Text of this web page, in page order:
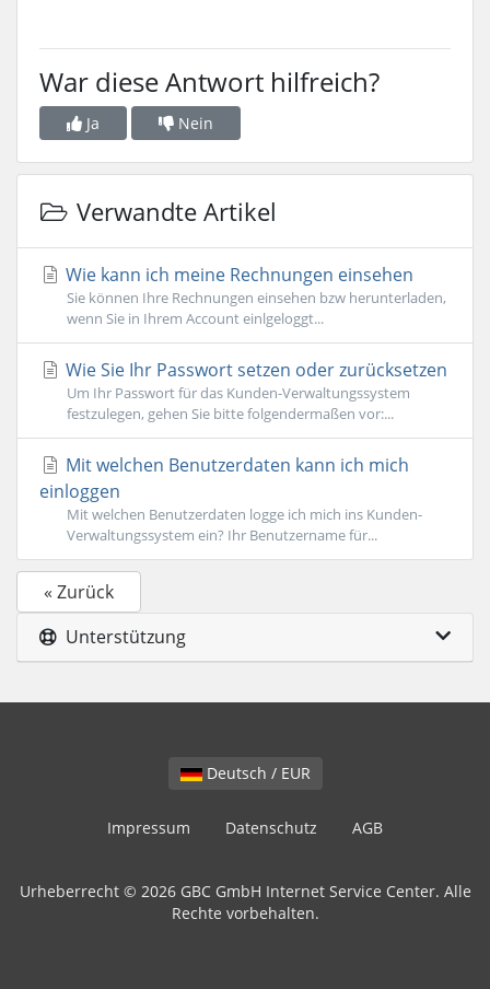
War diese Antwort hilfreich?
Ja Nein
Verwandte Artikel
Wie kann ich meine Rechnungen einsehen
Sie können Ihre Rechnungen einsehen bzw herunterladen,
wenn Sie in Ihrem Account einlgeloggt...
Wie Sie Ihr Passwort setzen oder zurücksetzen
Um Ihr Passwort für das Kunden-Verwaltungssystem
festzulegen, gehen Sie bitte folgendermaßen vor:...
Mit welchen Benutzerdaten kann ich mich
einloggen
Mit welchen Benutzerdaten logge ich mich ins Kunden-
Verwaltungssystem ein? Ihr Benutzername für...
« Zurück
Unterstützung
Deutsch / EUR
Impressum Datenschutz AGB
Urheberrecht © 2026 GBC GmbH Internet Service Center. Alle
Rechte vorbehalten.